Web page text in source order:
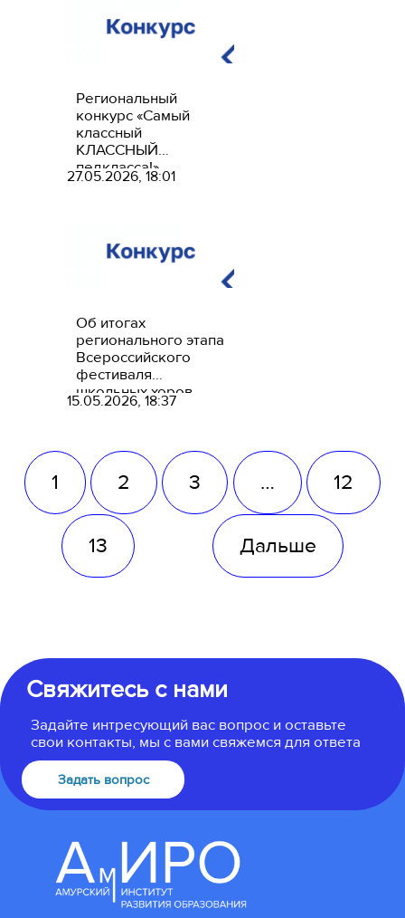
Региональный
конкурс «Самый
классный
КЛАССНЫЙ
педкласса!»
27.05.2026, 18:01
Об итогах
регионального этапа
Всероссийского
фестиваля
школьных хоров
«Поют дети России»
15.05.2026, 18:37
1 2 3 … 12
13 Дальше
Свяжитесь с нами
Задайте интресующий вас вопрос и оставьте
свои контакты, мы с вами свяжемся для ответа
Задать вопрос